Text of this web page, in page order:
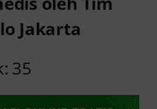
Jakarta
35